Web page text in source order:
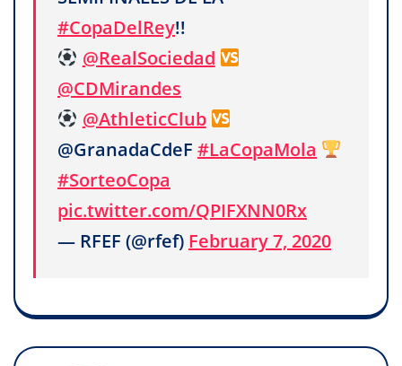
#CopaDelRey!!
@RealSociedad
@CDMirandes
@AthleticClub
@GranadaCdeF #LaCopaMola
#SorteoCopa
pic.twitter.com/QPIFXNN0Rx
— RFEF (@rfef) February 7, 2020